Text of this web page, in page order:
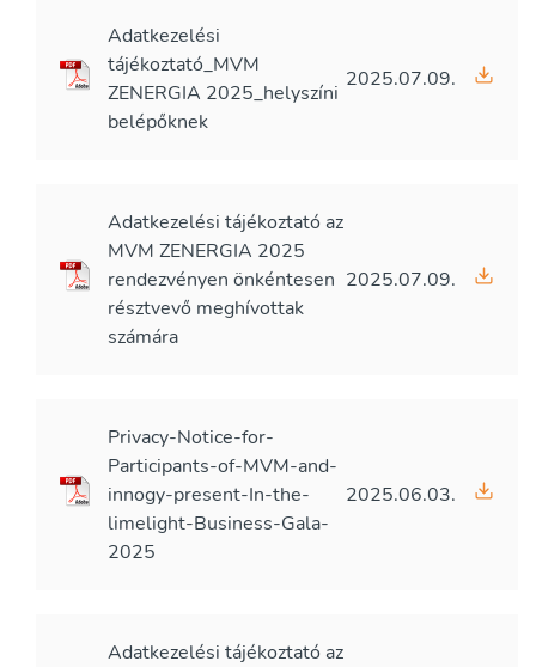
Adatkezelési
tájékoztató_MVM
ZENERGIA 2025_helyszíni
belépőknek
2025.07.09.
Adatkezelési tájékoztató az
MVM ZENERGIA 2025
rendezvényen önkéntesen
résztvevő meghívottak
számára
2025.07.09.
Privacy-Notice-for-
Participants-of-MVM-and-
innogy-present-In-the-
limelight-Business-Gala-
2025
2025.06.03.
Adatkezelési tájékoztató az